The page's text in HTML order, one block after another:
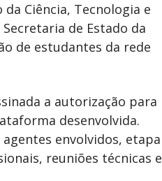
Ciência, Tecnologia e
de Estado da
de estudantes da rede
a autorização para
desenvolvida.
envolvidos, etapa
reuniões técnicas e